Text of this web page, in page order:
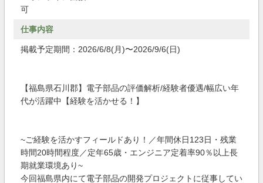
可
仕事内容
掲載予定期間：2026/6/8(月)〜2026/9/6(日)
【福島県石川郡】電子部品の評価解析/経験者優遇/幅広い年
代が活躍中【経験を活かせる！】
~ご経験を活かすフィールドあり！／年間休日123日・残業
時間20時間程度／定年65歳・エンジニア定着率90％以上長
期就業環境あり~
今回福島県内にて電子部品の開発プロジェクトに従事してい